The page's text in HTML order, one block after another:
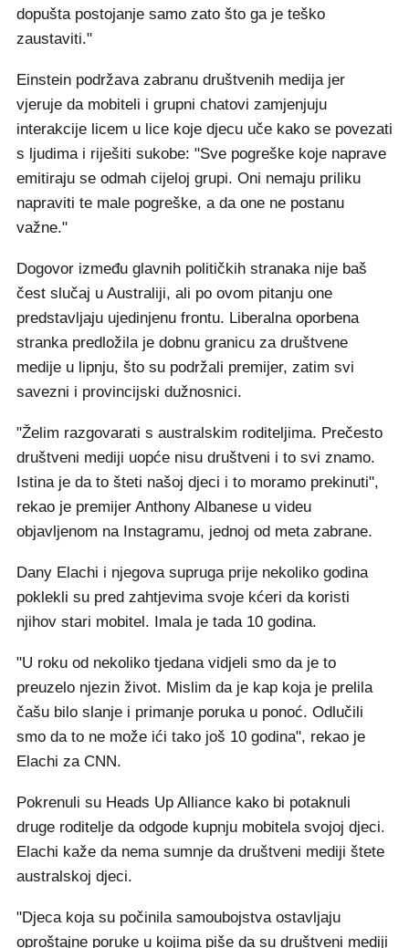
dopušta postojanje samo zato što ga je teško
zaustaviti."
Einstein podržava zabranu društvenih medija jer
vjeruje da mobiteli i grupni chatovi zamjenjuju
interakcije licem u lice koje djecu uče kako se povezati
s ljudima i riješiti sukobe: "Sve pogreške koje naprave
emitiraju se odmah cijeloj grupi. Oni nemaju priliku
napraviti te male pogreške, a da one ne postanu
važne."
Dogovor između glavnih političkih stranaka nije baš
čest slučaj u Australiji, ali po ovom pitanju one
predstavljaju ujedinjenu frontu. Liberalna oporbena
stranka predložila je dobnu granicu za društvene
medije u lipnju, što su podržali premijer, zatim svi
savezni i provincijski dužnosnici.
"Želim razgovarati s australskim roditeljima. Prečesto
društveni mediji uopće nisu društveni i to svi znamo.
Istina je da to šteti našoj djeci i to moramo prekinuti",
rekao je premijer Anthony Albanese u videu
objavljenom na Instagramu, jednoj od meta zabrane.
Dany Elachi i njegova supruga prije nekoliko godina
poklekli su pred zahtjevima svoje kćeri da koristi
njihov stari mobitel. Imala je tada 10 godina.
"U roku od nekoliko tjedana vidjeli smo da je to
preuzelo njezin život. Mislim da je kap koja je prelila
čašu bilo slanje i primanje poruka u ponoć. Odlučili
smo da to ne može ići tako još 10 godina", rekao je
Elachi za CNN.
Pokrenuli su Heads Up Alliance kako bi potaknuli
druge roditelje da odgode kupnju mobitela svojoj djeci.
Elachi kaže da nema sumnje da društveni mediji štete
australskoj djeci.
"Djeca koja su počinila samoubojstva ostavljaju
oproštajne poruke u kojima piše da su društveni mediji